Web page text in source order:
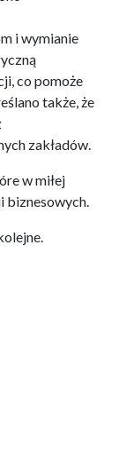
i wymianie
co pomoże
także, że
zakładów.
w miłej
biznesowych.